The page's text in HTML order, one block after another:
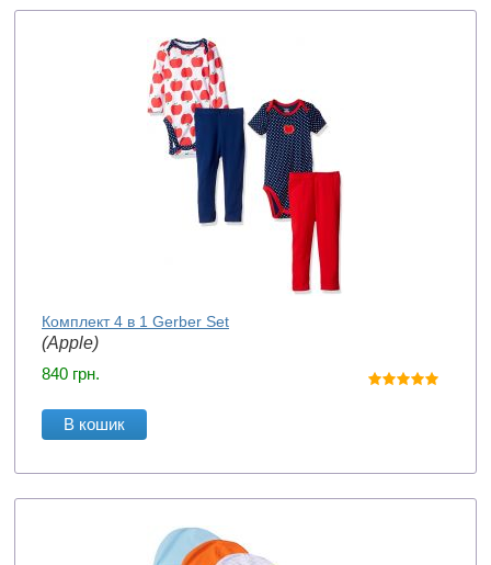
Комплект 4 в 1 Gerber Set
(Apple)
840 грн.
В кошик